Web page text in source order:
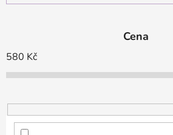
z
í
p
o
d
Cena
580 Kč